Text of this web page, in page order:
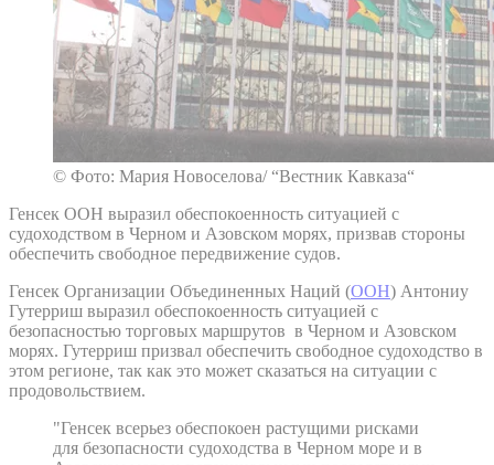
© Фото: Мария Новоселова/ “Вестник Кавказа“
Генсек ООН выразил обеспокоенность ситуацией с
судоходством в Черном и Азовском морях, призвав стороны
обеспечить свободное передвижение судов.
Генсек Организации Объединенных Наций (ООН) Антониу
Гутерриш выразил обеспокоенность ситуацией с
безопасностью торговых маршрутов в Черном и Азовском
морях. Гутерриш призвал обеспечить свободное судоходство в
этом регионе, так как это может сказаться на ситуации с
продовольствием.
"Генсек всерьез обеспокоен растущими рисками
для безопасности судоходства в Черном море и в